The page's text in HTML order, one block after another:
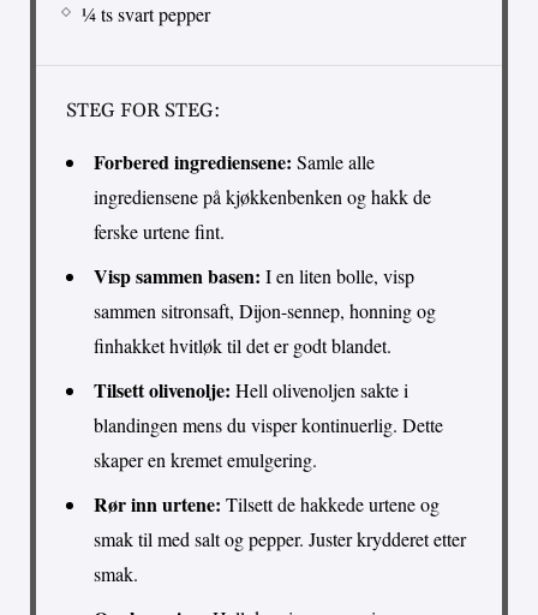
¼ ts svart pepper
STEG FOR STEG:
Forbered ingrediensene: Samle alle
ingrediensene på kjøkkenbenken og hakk de
ferske urtene fint.
Visp sammen basen: I en liten bolle, visp
sammen sitronsaft, Dijon-sennep, honning og
finhakket hvitløk til det er godt blandet.
Tilsett olivenolje: Hell olivenoljen sakte i
blandingen mens du visper kontinuerlig. Dette
skaper en kremet emulgering.
Rør inn urtene: Tilsett de hakkede urtene og
smak til med salt og pepper. Juster krydderet etter
smak.